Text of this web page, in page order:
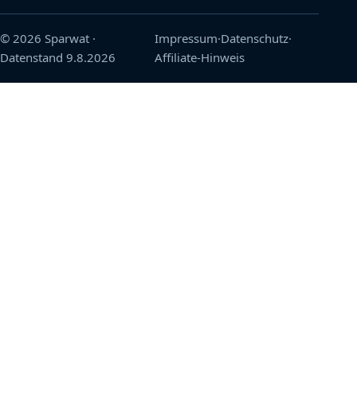
© 2026 Sparwat ·
Datenstand 9.8.2026
Impressum·Datenschutz·
Affiliate-Hinweis